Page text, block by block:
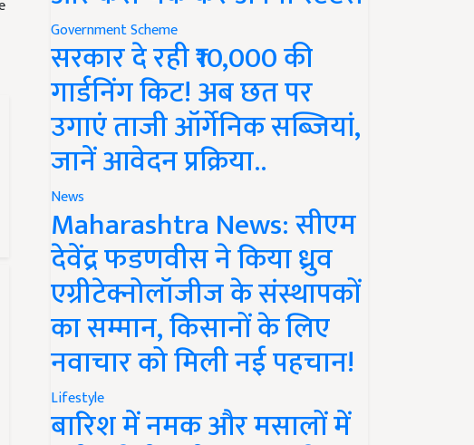
Government Scheme
सरकार दे रही ₹10,000 की
गार्डनिंग किट! अब छत पर
उगाएं ताजी ऑर्गेनिक सब्जियां,
जानें आवेदन प्रक्रिया..
News
Maharashtra News: सीएम
देवेंद्र फडणवीस ने किया ध्रुव
एग्रीटेक्नोलॉजीज के संस्थापकों
का सम्मान, किसानों के लिए
नवाचार को मिली नई पहचान!
Lifestyle
बारिश में नमक और मसालों में